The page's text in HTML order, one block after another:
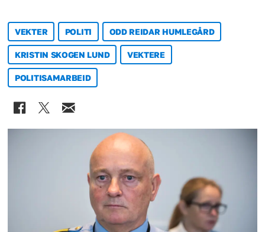
VEKTER POLITI ODD REIDAR HUMLEGÅRD
KRISTIN SKOGEN LUND VEKTERE
POLITISAMARBEID